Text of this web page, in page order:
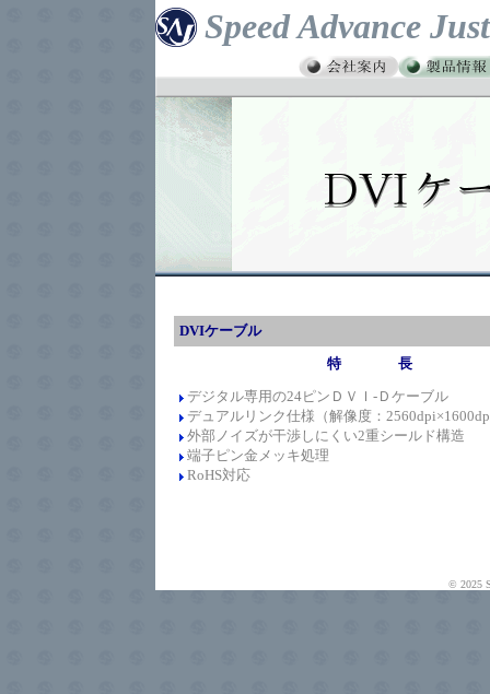
Speed Advance
DVIケーブル
特 長
デジタル専用の24ピンＤＶＩ-Ｄ ケーブル
デュアルリンク仕様（解像度：
外部ノイズが干渉しにくい2重シールド構造
端子ピン金メッキ処理
RoHS対応
© 2025